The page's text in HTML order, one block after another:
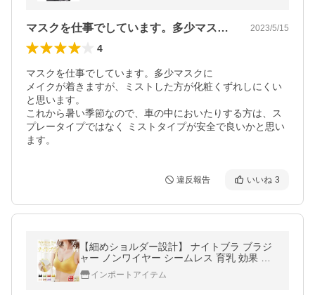
マスクを仕事でしています。多少マスクに… 2023/5/15
4
マスクを仕事でしています。多少マスクに
メイクが着きますが、ミストした方が化粧くずれしにくい
と思います。
これから暑い季節なので、車の中においたりする方は、ス
プレータイプではなく ミストタイプが安全で良いかと思い
ます。
違反報告 いいね 3
【細めショルダー設計】 ナイトブラ ブラジ
ャー ノンワイヤー シームレス 育乳 効果 脇
肉補正 ブラトップ スポーツブラ 肩ストレス
ゼロインポートアイテム